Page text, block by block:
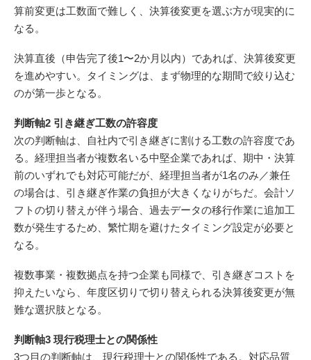
算前変更は工数面で難しく、決算後変更を選ぶ方が現実的に
なる。
決算直後（申告完了後1〜2か月以内）であれば、決算後変更
を進めやすい。タイミングは、まず物理的な期間で絞り込む
のが第一歩となる。
判断軸2 引き継ぎ工数の許容度
次の判断軸は、自社内で引き継ぎに割ける工数の許容度であ
る。経理担当者が複数名いる中堅企業であれば、期中・決算
前のいずれでも対応可能だが、経理担当者が1名のみ／兼任
の場合は、引き継ぎ作業の負担が大きくなりがちだ。会計ソ
フトの切り替えが伴う場合、過去データの移行作業に追加工
数が発生するため、繁忙期を避けたタイミング設定が必要と
なる。
複数事業・複数拠点を持つ企業も同様で、引き継ぎコストを
抑えたいなら、年度区切りで切り替えられる決算後変更が無
難な選択肢となる。
判断軸3 現行税理士との関係性
3つ目の判断軸は、現行税理士との関係性である。対応品質